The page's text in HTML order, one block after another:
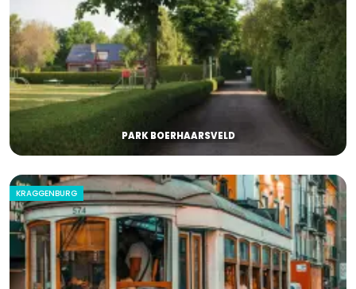
PARK BOERHAARSVELD
KRAGGENBURG